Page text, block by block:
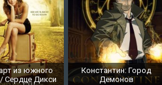
из южного
Сердце Дикси
Константин: Город
Демонов